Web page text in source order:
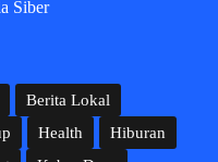
Siber
Berita Lokal
Health
Hiburan